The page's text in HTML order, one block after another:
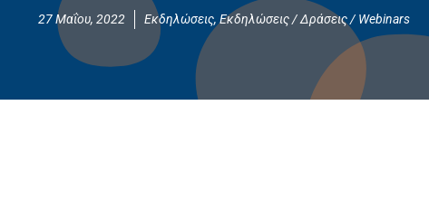
27 Μαΐου, 2022 Εκδηλώσεις, Εκδηλώσεις / Δράσεις / Webinars